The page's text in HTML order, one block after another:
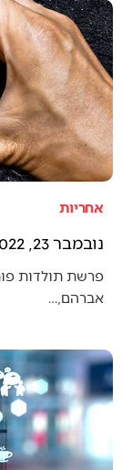
אחריות
נובמבר 23, 2022
פרשת תולדות
אברהם,…